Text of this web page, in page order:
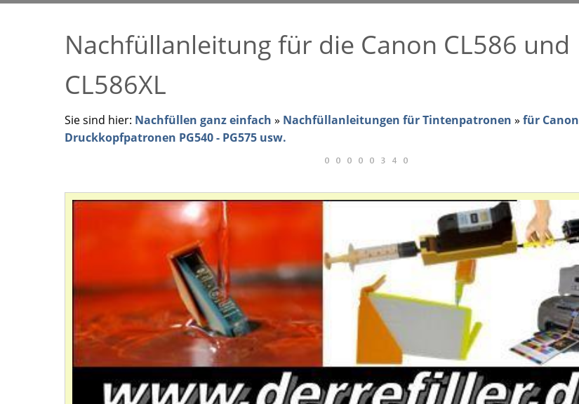
Nachfüllanleitung für die Canon CL586 und
CL586XL
Sie sind hier: Nachfüllen ganz einfach » Nachfüllanleitungen für Tintenpatronen » für Canon
Druckkopfpatronen PG540 - PG575 usw.